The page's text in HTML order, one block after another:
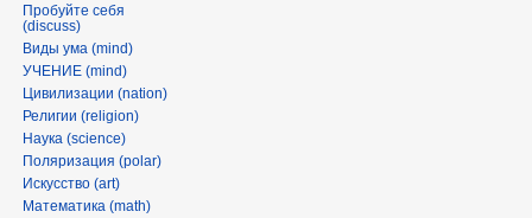
Пробуйте себя
(discuss)
Виды ума (mind)
УЧЕНИЕ (mind)
Цивилизации (nation)
Религии (religion)
Наука (science)
Поляризация (polar)
Искусство (art)
Математика (math)